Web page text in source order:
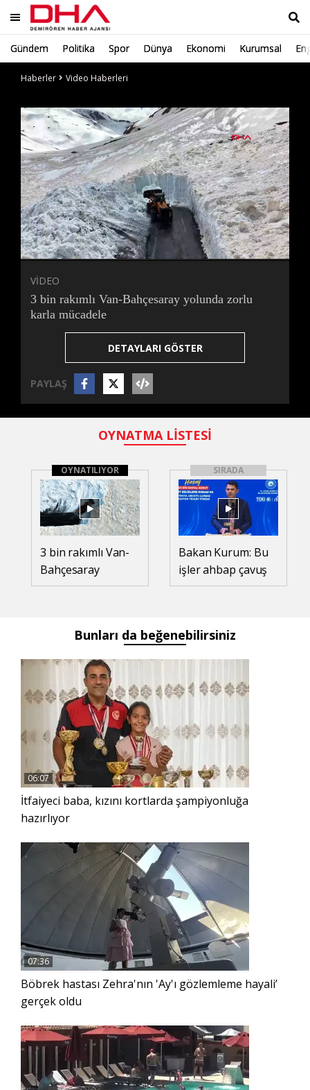
Gündem Politika Spor Dünya Ekonomi Kurumsal
Haberler
Video Haberleri
Süre
/
Toplam
Süre Yüklendi
0%
Yükleniyor
0%
VİDEO
3 bin rakımlı Van-Bahçesaray yolunda zorlu
karla mücadele
DETAYLARI GÖSTER
PAYLAŞ
OYNATMA LİSTESİ
OYNATILIYOR
3 bin rakımlı Van-
Bahçesaray
yolunda zorlu karla
SIRADA
Bakan Kurum: Bu
işler ahbap çavuş
ilişkisiyle yürümez
Bunları da beğenebilirsiniz
06:07
İtfaiyeci baba, kızını kortlarda şampiyonluğa
hazırlıyor
07:36
Böbrek hastası Zehra'nın 'Ay'ı gözlemleme hayali’
gerçek oldu